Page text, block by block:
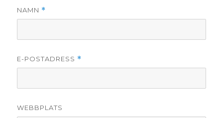
NAMN *
E-POSTADRESS *
WEBBPLATS